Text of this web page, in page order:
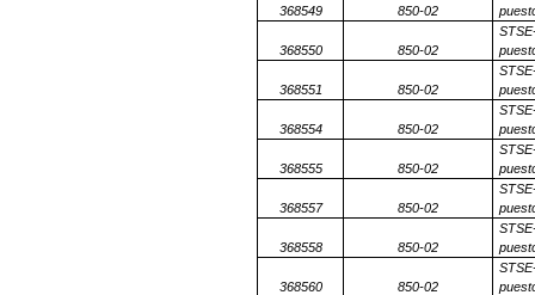
368549 850-02
368550 850-02
368551 850-02
368554 850-02
368555 850-02
368557 850-02
368558 850-02
368560 850-02